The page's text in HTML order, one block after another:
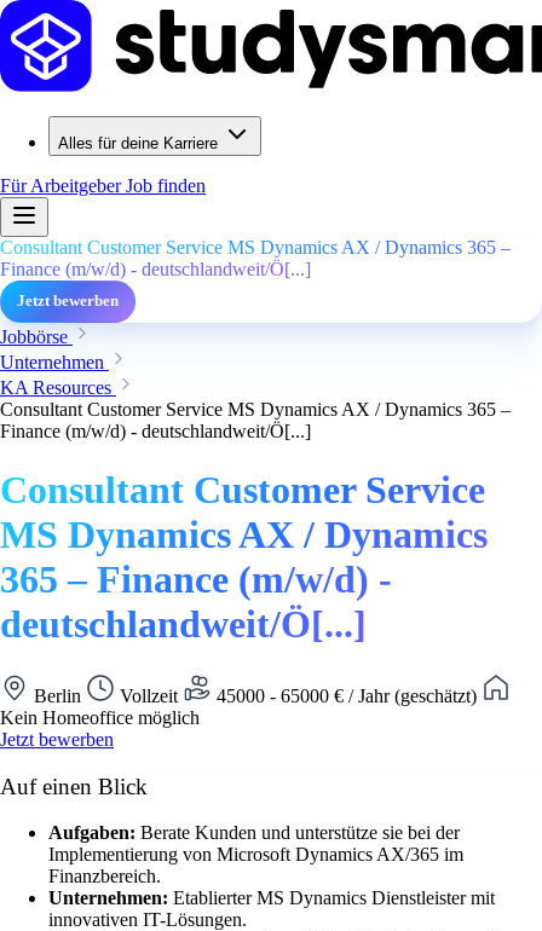
Alles für deine Karriere
Für ArbeitgeberJob finden
Consultant Customer Service MS Dynamics AX / Dynamics 365 –
Finance (m/w/d) - deutschlandweit/Ö[...]
Jetzt bewerben
Jobbörse
Unternehmen
KA Resources
Consultant Customer Service MS Dynamics AX / Dynamics 365 –
Finance (m/w/d) - deutschlandweit/Ö[...]
Consultant Customer Service
MS Dynamics AX / Dynamics
365 – Finance (m/w/d) -
deutschlandweit/Ö[...]
Berlin Vollzeit
45000 - 65000 € / Jahr (geschätzt)
Kein Homeoffice möglich
Jetzt bewerben
Auf einen Blick
Aufgaben: Berate Kunden und unterstütze sie bei der
Implementierung von Microsoft Dynamics AX/365 im
Finanzbereich.
Unternehmen: Etablierter MS Dynamics Dienstleister mit
innovativen IT-Lösungen.